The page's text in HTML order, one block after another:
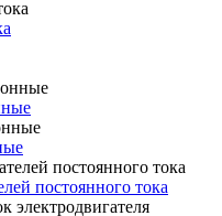
постоянного тока